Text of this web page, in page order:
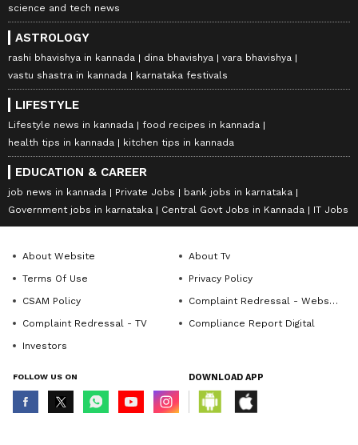
science and tech news
ASTROLOGY
rashi bhavishya in kannada dina bhavishya
vara bhavishya
vastu shastra in kannada
karnataka festivals
LIFESTYLE
Lifestyle news in kannada
food recipes in kannada
health tips in kannada
kitchen tips in kannada
EDUCATION & CAREER
job news in kannada Private Jobs
bank jobs in karnataka
Government jobs in karnataka
Central Govt Jobs in Kannada IT Jobs
About Website
About Tv
Terms Of Use
Privacy Policy
CSAM Policy
Complaint Redressal - Website
Complaint Redressal - TV
Compliance Report Digital
Investors
FOLLOW US ON DOWNLOAD APP